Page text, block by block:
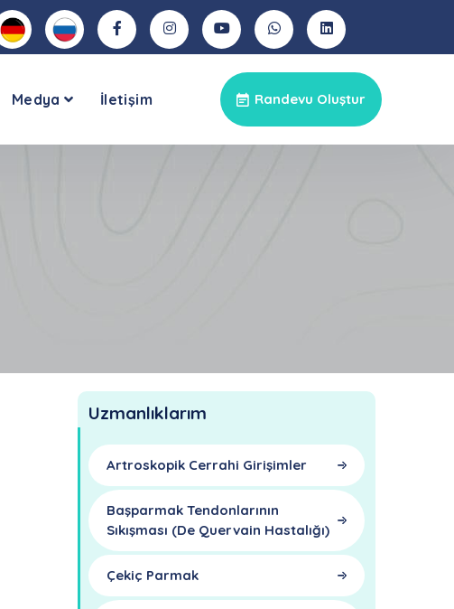
Medya İletişim Randevu Oluştur
Uzmanlıklarım
Artroskopik Cerrahi Girişimler
Başparmak Tendonlarının
Sıkışması (De Quervain Hastalığı)
Çekiç Parmak